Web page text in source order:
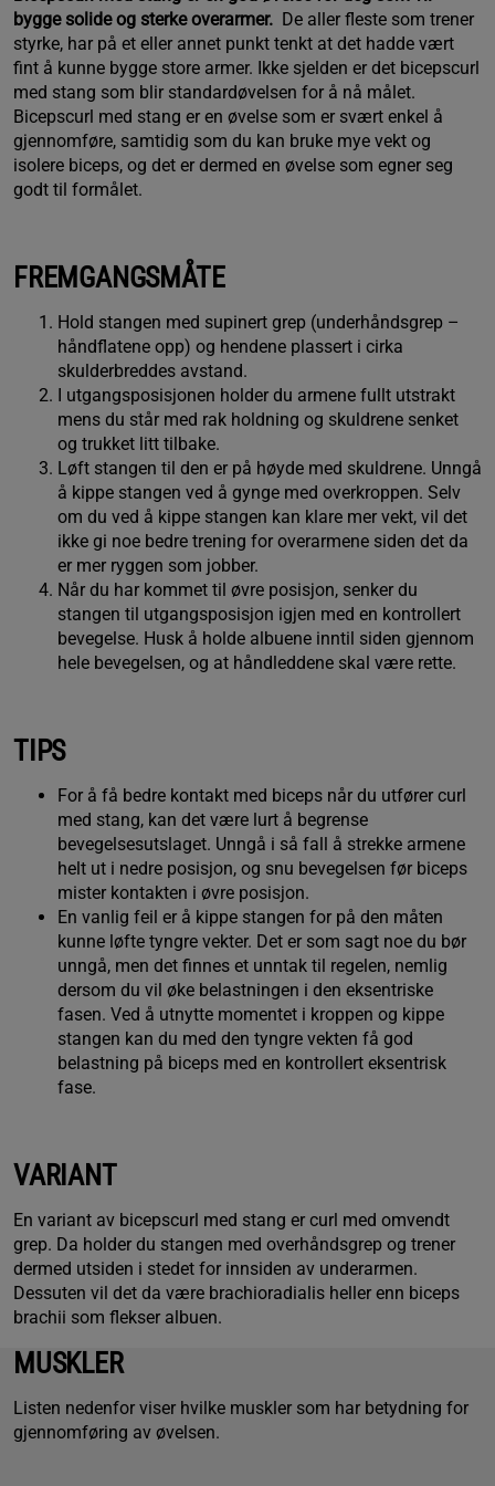
bygge solide og sterke overarmer. De aller fleste som trener
styrke, har på et eller annet punkt tenkt at det hadde vært
fint å kunne bygge store armer. Ikke sjelden er det bicepscurl
med stang som blir standardøvelsen for å nå målet.
Bicepscurl med stang er en øvelse som er svært enkel å
gjennomføre, samtidig som du kan bruke mye vekt og
isolere biceps, og det er dermed en øvelse som egner seg
godt til formålet.
FREMGANGSMÅTE
Hold stangen med supinert grep (underhåndsgrep –
håndflatene opp) og hendene plassert i cirka
skulderbreddes avstand.
I utgangsposisjonen holder du armene fullt utstrakt
mens du står med rak holdning og skuldrene senket
og trukket litt tilbake.
Løft stangen til den er på høyde med skuldrene. Unngå
å kippe stangen ved å gynge med overkroppen. Selv
om du ved å kippe stangen kan klare mer vekt, vil det
ikke gi noe bedre trening for overarmene siden det da
er mer ryggen som jobber.
Når du har kommet til øvre posisjon, senker du
stangen til utgangsposisjon igjen med en kontrollert
bevegelse. Husk å holde albuene inntil siden gjennom
hele bevegelsen, og at håndleddene skal være rette.
TIPS
For å få bedre kontakt med biceps når du utfører curl
med stang, kan det være lurt å begrense
bevegelsesutslaget. Unngå i så fall å strekke armene
helt ut i nedre posisjon, og snu bevegelsen før biceps
mister kontakten i øvre posisjon.
En vanlig feil er å kippe stangen for på den måten
kunne løfte tyngre vekter. Det er som sagt noe du bør
unngå, men det finnes et unntak til regelen, nemlig
dersom du vil øke belastningen i den eksentriske
fasen. Ved å utnytte momentet i kroppen og kippe
stangen kan du med den tyngre vekten få god
belastning på biceps med en kontrollert eksentrisk
fase.
VARIANT
En variant av bicepscurl med stang er curl med omvendt
grep. Da holder du stangen med overhåndsgrep og trener
dermed utsiden i stedet for innsiden av underarmen.
Dessuten vil det da være brachioradialis heller enn biceps
brachii som flekser albuen.
MUSKLER
Listen nedenfor viser hvilke muskler som har betydning for
gjennomføring av øvelsen.